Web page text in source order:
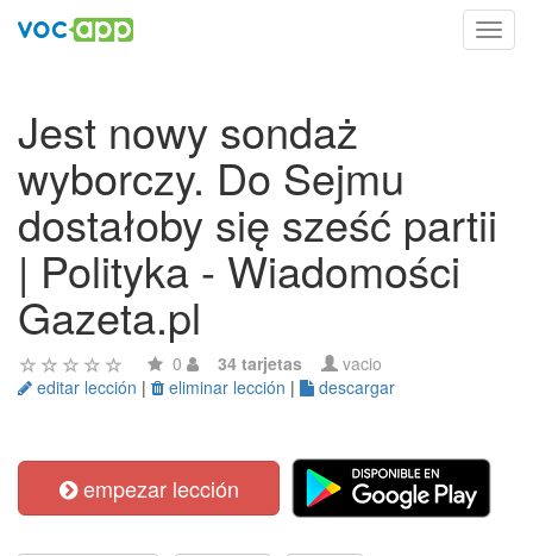
Jest nowy sondaż
wyborczy. Do Sejmu
dostałoby się sześć partii
| Polityka - Wiadomości
Gazeta.pl
0 34 tarjetas
vacio
editar lección | eliminar lección | descargar
empezar lección